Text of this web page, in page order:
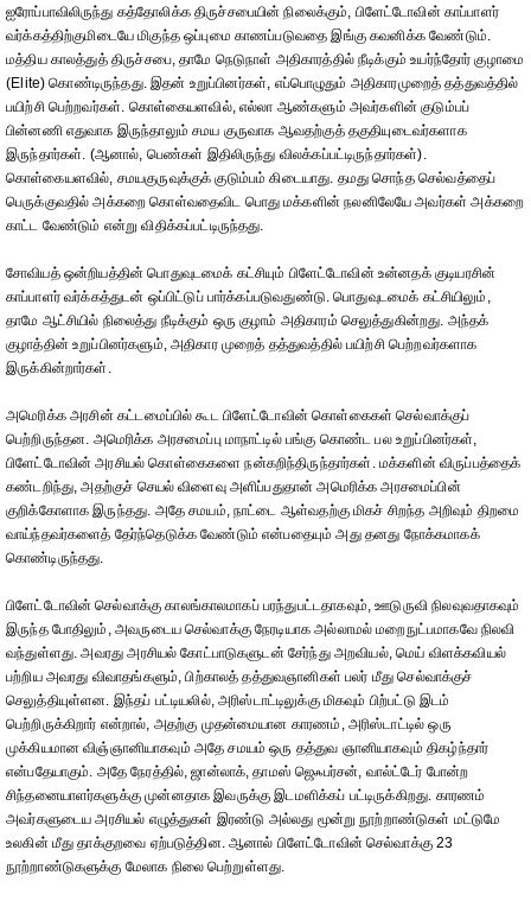
ஐரோப்பாவிலிருந்து கத்தோலிக்க திருச்சபையின் நிலைக்கும், பிளேட்டோவின் காப்பாளர்
வர்க்கத்திற்குமிடையே மிகுந்த ஒப்புமை காணப்படுவதை இங்கு கவனிக்க வேண்டும்.
மத்திய காலத்துத் திருச்சபை, தாமே நெடுநாள் அதிகாரத்தில் நீடிக்கும் உயர்ந்தோர் குழாமை
(Elite) கொண்டிருந்தது. இதன் உறுப்பினர்கள், எப்பொழுதும் அதிகாரமுறைத் தத்துவத்தில்
பயிற்சி பெற்றவர்கள். கொள்கையளவில், எல்லா ஆண்களும் அவர்களின் குடும்பப்
பின்னணி எதுவாக இருந்தாலும் சமய குருவாக ஆவதற்குத் தகுதியுடைவர்களாக
இருந்தார்கள். (ஆனால், பெண்கள் இதிலிருந்து விலக்கப்பட்டிருந்தார்கள்).
கொள்கையளவில், சமயகுருவுக்குக் குடும்பம் கிடையாது. தமது சொந்த செல்வத்தைப்
பெருக்குவதில் அக்கறை கொள்வதைவிட பொது மக்களின் நலனிலேயே அவர்கள் அக்கறை
காட்ட வேண்டும் என்று விதிக்கப்பட்டிருந்தது.
சோவியத் ஒன்றியத்தின் பொதுவுடமைக் கட்சியும் பிளேட்டோவின் உன்னதக் குடியரசின்
காப்பாளர் வர்க்கத்துடன் ஒப்பிட்டுப் பார்க்கப்படுவதுண்டு. பொதுவுடமைக் கட்சியிலும்,
தாமே ஆட்சியில் நிலைத்து நீடிக்கும் ஒரு குழாம் அதிகாரம் செலுத்துகின்றது. அந்தக்
குழாத்தின் உறுப்பினர்களும், அதிகார முறைத் தத்துவத்தில் பயிற்சி பெற்றவர்களாக
இருக்கின்றார்கள்.
அமெரிக்க அரசின் கட்டமைப்பில் கூட பிளேட்டோவின் கொள்கைகள் செல்வாக்குப்
பெற்றிருந்தன. அமெரிக்க அரசமைப்பு மாநாட்டில் பங்கு கொண்ட பல உறுப்பினர்கள்,
பிளேட்டோவின் அரசியல் கொள்கைகளை நன்கறிந்திருந்தார்கள். மக்களின் விருப்பத்தைக்
கண்டறிந்து, அதற்குச் செயல் விளைவு அளிப்பதுதான் அமெரிக்க அரசமைப்பின்
குறிக்கோளாக இருந்தது. அதே சமயம், நாட்டை ஆள்வதற்கு மிகச் சிறந்த அறிவும் திறமை
வாய்ந்தவர்களைத் தேர்ந்தெடுக்க வேண்டும் என்பதையும் அது தனது நோக்கமாகக்
கொண்டிருந்தது.
பிளேட்டோவின் செல்வாக்கு காலங்காலமாகப் பரந்துபட்டதாகவும், ஊடுருவி நிலவுவதாகவும்
இருந்த போதிலும், அவருடைய செல்வாக்கு நேரடியாக அல்லாமல் மறைநுட்பமாகவே நிலவி
வந்துள்ளது. அவரது அரசியல் கோட்பாடுகளுடன் சேர்ந்து அறவியல், மெய் விளக்கவியல்
பற்றிய அவரது விவாதங்களும், பிற்காலத் தத்துவஞானிகள் பலர் மீது செல்வாக்குச்
செலுத்தியுள்ளன. இந்தப் பட்டியலில், அரிஸ்டாட்டிலுக்கு மிகவும் பிற்பட்டு இடம்
பெற்றிருக்கிறார் என்றால், அதற்கு முதன்மையான காரணம், அரிஸ்டாட்டில் ஒரு
முக்கியமான விஞ்ஞானியாகவும் அதே சமயம் ஒரு தத்துவ ஞானியாகவும் திகழ்ந்தார்
என்பதேயாகும். அதே நேரத்தில், ஜான்லாக், தாமஸ் ஜெஃபர்சன், வால்ட்டேர் போன்ற
சிந்தனையாளர்களுக்கு முன்னதாக இவருக்கு இடமளிக்கப் பட்டிருக்கிறது. காரணம்
அவர்களுடைய அரசியல் எழுத்துகள் இரண்டு அல்லது மூன்று நூற்றாண்டுகள் மட்டுமே
உலகின் மீது தாக்குறவை ஏற்படுத்தின. ஆனால் பிளேட்டோவின் செல்வாக்கு 23
நூற்றாண்டுகளுக்கு மேலாக நிலை பெற்றுள்ளது.